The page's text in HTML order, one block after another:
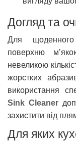
Догляд та
Для щоденного
поверхню
невеликою
жорстких
використання
Sink Cleaner
захистити від
Для яких